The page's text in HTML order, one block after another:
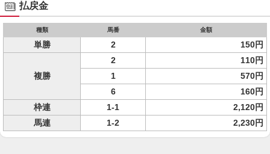
払戻金
種類 馬番 金額
単勝 2 150円
複勝
2
110円
1
570円
6
160円
枠連
1-1
2,120円
馬連
1-2 2,230円